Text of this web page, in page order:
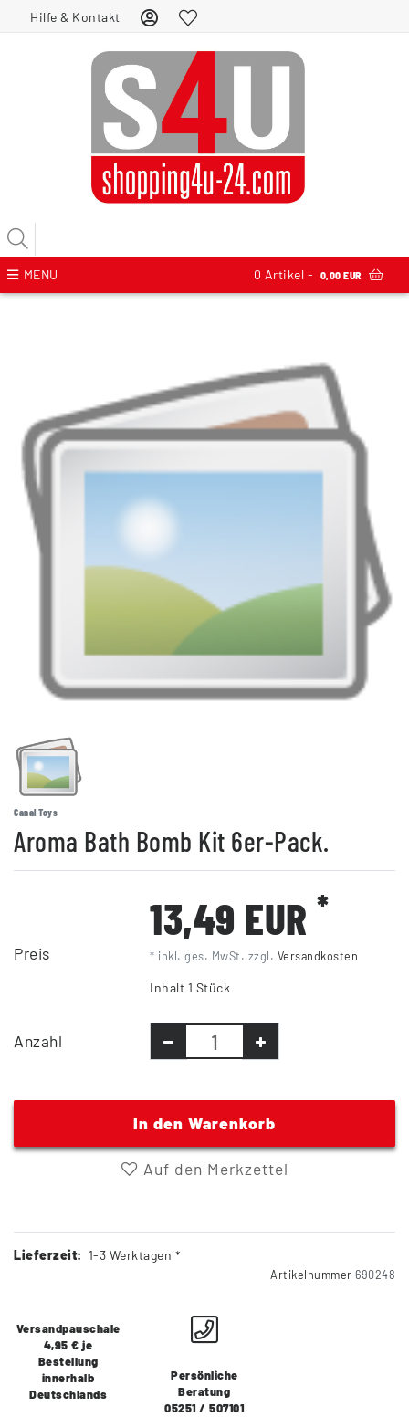
Hilfe & Kontakt
MENU 0 Artikel - 0,00 EUR
Canal Toys
Aroma Bath Bomb Kit 6er-Pack.
Preis
13,49 EUR*
* inkl. ges. MwSt. zzgl. Versandkosten
Inhalt 1 Stück
Anzahl
In den Warenkorb
Auf den Merkzettel
Lieferzeit: 1-3 Werktagen *
Artikelnummer 690248
Versandpauschale
4,95 € je
Bestellung
innerhalb
Deutschlands
Persönliche
Beratung
05251 / 507101